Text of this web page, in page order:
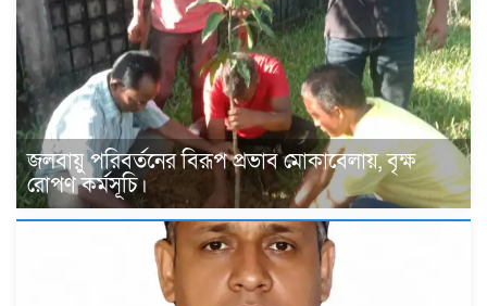
জলবায়ু পরিবর্তনের বিরূপ প্রভাব মোকাবেলায়, বৃক্ষ
রোপণ কর্মসূচি।